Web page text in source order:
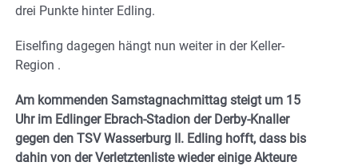
drei Punkte hinter Edling.
Eiselfing dagegen hängt nun weiter in der Keller-
Region .
Am kommenden Samstagnachmittag steigt um 15
Uhr im Edlinger Ebrach-Stadion der Derby-Knaller
gegen den TSV Wasserburg II. Edling hofft, dass bis
dahin von der Verletztenliste wieder einige Akteure